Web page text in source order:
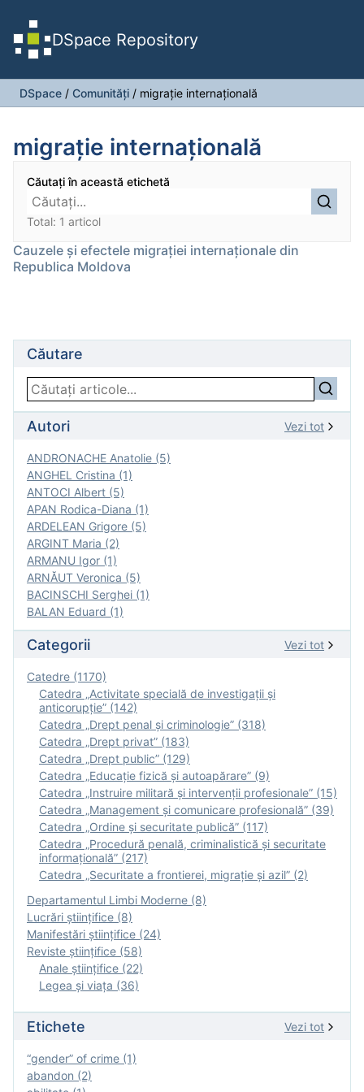
DSpace Repository
DSpace / Comunități / migraţie internaţională
migraţie internaţională
Căutați în această etichetă
Total: 1 articol
Cauzele şi efectele migraţiei internaţionale din
Republica Moldova
Căutare
Autori Vezi tot
ANDRONACHE Anatolie (5)
ANGHEL Cristina (1)
ANTOCI Albert (5)
APAN Rodica-Diana (1)
ARDELEAN Grigore (5)
ARGINT Maria (2)
ARMANU Igor (1)
ARNĂUT Veronica (5)
BACINSCHI Serghei (1)
BALAN Eduard (1)
Categorii Vezi tot
Catedre (1170)
Catedra „Activitate specială de investigaţii şi
anticorupție” (142)
Catedra „Drept penal și criminologie” (318)
Catedra „Drept privat” (183)
Catedra „Drept public” (129)
Catedra „Educație fizică şi autoapărare” (9)
Catedra „Instruire militară şi intervenţii profesionale” (15)
Catedra „Management și comunicare profesională” (39)
Catedra „Ordine și securitate publică” (117)
Catedra „Procedură penală, criminalistică și securitate
informațională” (217)
Catedra „Securitate a frontierei, migrație și azil” (2)
Departamentul Limbi Moderne (8)
Lucrări științifice (8)
Manifestări ştiinţifice (24)
Reviste ştiinţifice (58)
Anale ştiinţifice (22)
Legea şi viaţa (36)
Etichete Vezi tot
“gender” of crime (1)
abandon (2)